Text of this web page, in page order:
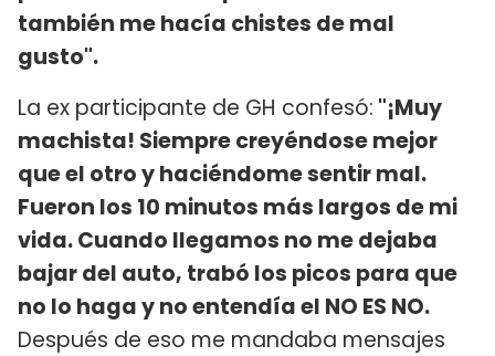
también me hacía chistes de mal
gusto".
La ex participante de GH confesó: "¡Muy
machista! Siempre creyéndose mejor
que el otro y haciéndome sentir mal.
Fueron los 10 minutos más largos de mi
vida. Cuando llegamos no me dejaba
bajar del auto, trabó los picos para que
no lo haga y no entendía el NO ES NO.
Después de eso me mandaba mensajes